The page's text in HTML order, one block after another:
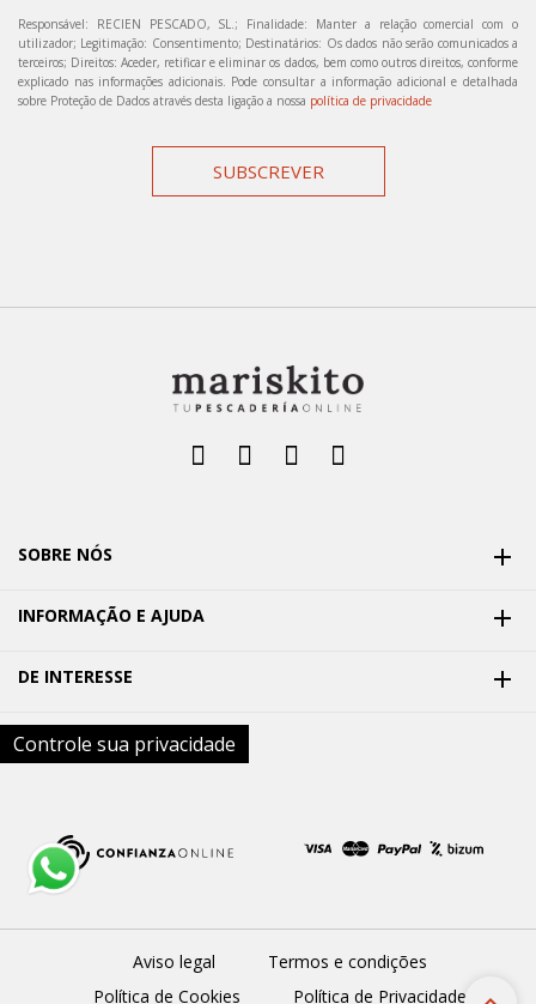
Responsável: RECIEN PESCADO, SL.; Finalidade: Manter a relação comercial com o
utilizador; Legitimação: Consentimento; Destinatários: Os dados não serão comunicados a
terceiros; Direitos: Aceder, retificar e eliminar os dados, bem como outros direitos, conforme
explicado nas informações adicionais. Pode consultar a informação adicional e detalhada
sobre Proteção de Dados através desta ligação a nossa política de privacidade
SUBSCREVER
SOBRE NÓS 
INFORMAÇÃO E AJUDA 
DE INTERESSE 
Controle sua privacidade
Aviso legal
Termos e condições
Política de Cookies
Política de Privacidade